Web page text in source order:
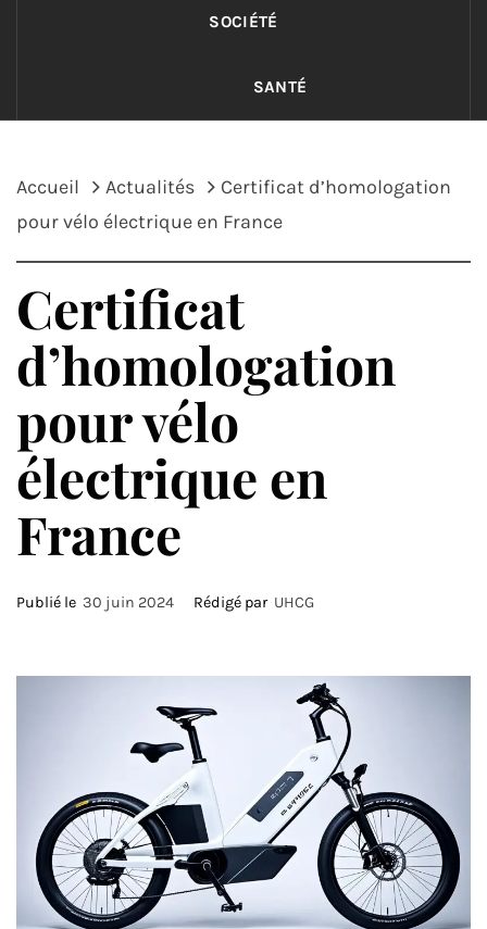
SOCIÉTÉ
SANTÉ
Accueil Actualités
Certificat d’homologation
pour vélo électrique en France
Certificat
d’homologation
pour vélo
électrique en
France
Publié le 30 juin 2024 Rédigé par UHCG